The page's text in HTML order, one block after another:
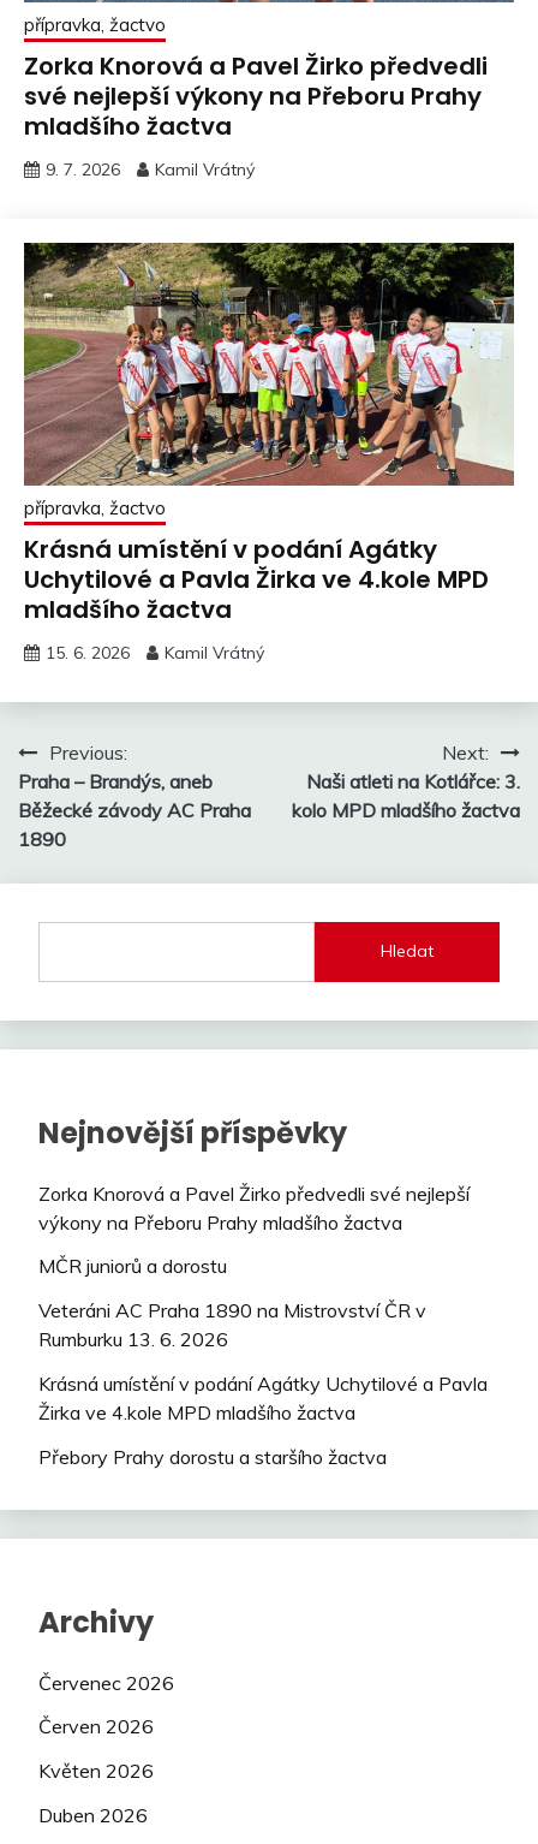
přípravka, žactvo
Zorka Knorová a Pavel Žirko předvedli
své nejlepší výkony na Přeboru Prahy
mladšího žactva
9. 7. 2026 Kamil Vrátný
přípravka, žactvo
Krásná umístění v podání Agátky
Uchytilové a Pavla Žirka ve 4.kole MPD
mladšího žactva
15. 6. 2026 Kamil Vrátný
Navigace
pro
příspěvek
Previous:
Praha – Brandýs, aneb
Běžecké závody AC Praha
1890
Next:
Naši atleti na Kotlářce: 3.
kolo MPD mladšího žactva
Hledat
Nejnovější příspěvky
Zorka Knorová a Pavel Žirko předvedli své nejlepší
výkony na Přeboru Prahy mladšího žactva
MČR juniorů a dorostu
Veteráni AC Praha 1890 na Mistrovství ČR v
Rumburku 13. 6. 2026
Krásná umístění v podání Agátky Uchytilové a Pavla
Žirka ve 4.kole MPD mladšího žactva
Přebory Prahy dorostu a staršího žactva
Archivy
Červenec 2026
Červen 2026
Květen 2026
Duben 2026